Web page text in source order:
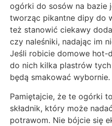
ogórki do sosów na bazie
tworząc pikantne dipy do
też stanowić ciekawy
czy naleśniki, nadając im
Jeśli robicie domowe hot-
do nich kilka plastrów
będą smakować wybornie.
Pamiętajcie, że te ogórki
składnik, który może
potrawom. Nie bójcie się